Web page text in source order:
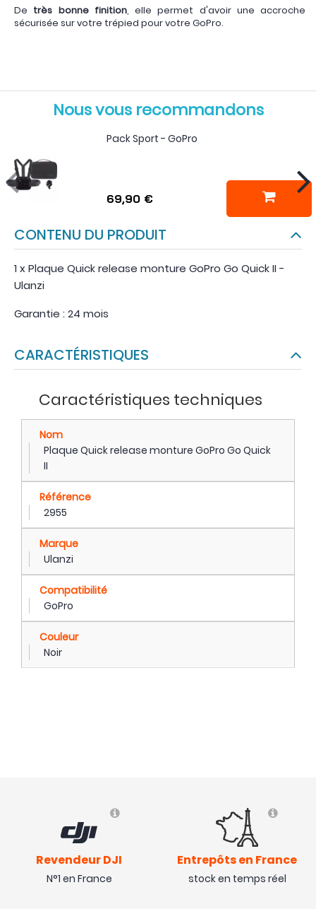
De très bonne finition, elle permet d'avoir une accroche
sécurisée sur votre trépied pour votre GoPro.
Nous vous recommandons
Pack Sport - GoPro
69,90 €
CONTENU DU PRODUIT
1 x Plaque Quick release monture GoPro Go Quick II -
Ulanzi
Garantie : 24 mois
CARACTÉRISTIQUES
Caractéristiques techniques
Nom
Plaque Quick release monture GoPro Go Quick
II
Référence
2955
Marque
Ulanzi
Compatibilité
GoPro
Couleur
Noir
Revendeur DJI
N°1 en France
Entrepôts en France
stock en temps réel